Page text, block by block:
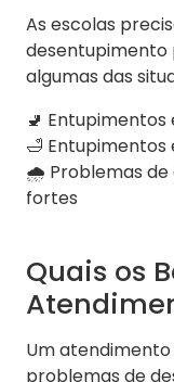
As escolas
desentupimento
algumas das
🚽
🛁 Entupimentos
🌧️ Problemas de
fortes
Quais os
Um
problemas de